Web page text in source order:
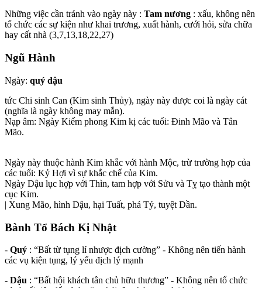
Những việc cần tránh vào ngày này : Tam nương : xấu, không nên
tổ chức các sự kiện như khai trương, xuất hành, cưới hỏi, sửa chữa
hay cất nhà (3,7,13,18,22,27)
Ngũ Hành
Ngày: quý dậu
tức Chi sinh Can (Kim sinh Thủy), ngày này được coi là ngày cát
(nghĩa là ngày không may mắn).
Nạp âm: Ngày Kiếm phong Kim kị các tuổi: Đinh Mão và Tân
Mão.
Ngày này thuộc hành Kim khắc với hành Mộc, trừ trường hợp của
các tuổi: Kỷ Hợi vì sự khắc chế của Kim.
Ngày Dậu lục hợp với Thìn, tam hợp với Sửu và Tỵ tạo thành một
cục Kim.
| Xung Mão, hình Dậu, hại Tuất, phá Tý, tuyệt Dần.
Bành Tổ Bách Kị Nhật
- Quý : “Bất từ tụng lí nhược địch cường” - Không nên tiến hành
các vụ kiện tụng, lý yếu địch lý mạnh
- Dậu : “Bất hội khách tân chủ hữu thương” - Không nên tổ chức